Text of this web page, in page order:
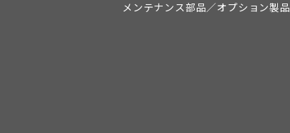
メンテナンス部品／オプション製品